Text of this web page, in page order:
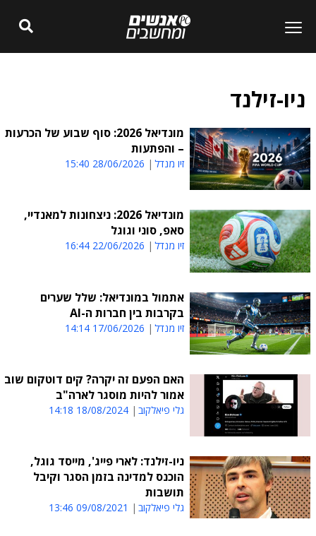
ניו-זילנד
מונדיאל 2026: סוף שבוע של הכרעות
– והפתעות
זיו מנדל 28/06/2026 15:40
מונדיאל 2026: ניצחונות למאנדיי,
סאפ, סוני וגוגל
זיו מנדל 22/06/2026 16:44
אתמול במונדיאל: שלל שערים
בקרבות בין חברות ה-AI
זיו מנדל 17/06/2026 14:14
האם הפעם זה יקרה? קים דוטקום שוב
אמור להיות מוסגר לארה"ב
גלי פיאלקוב 18/08/2024 14:18
ניו-זילנד: לארי פייג', מייסד גוגל,
הוכנס למדינה בזמן הסגר וקיבל
תושבות
גלי פיאלקוב 09/08/2021 13:46